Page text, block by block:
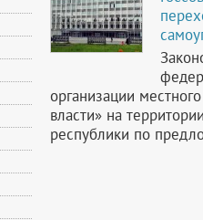
организации
власти» на
республики по